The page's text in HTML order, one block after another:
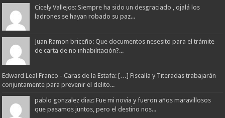
Cicely Vallejos: Siempre ha sido un desgraciado , ojalá los
ladrones se hayan robado su paz...
Juan Ramon briceño: Que documentos nesesito para el trámite
de carta de no inhabilitación?...
Edward Leal Franco - Caras de la Estafa: […] Fiscalía y Titeradas trabajarán
conjuntamente para prevenir el delito...
pablo gonzalez diaz: Fue mi novia y fueron años maravillosos
que pasamos juntos, pero el destino nos...